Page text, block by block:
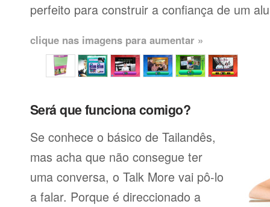
perfeito para construir a confiança de um
clique nas imagens para aumentar »
Será que funciona comigo?
Se conhece o básico de Tailandês,
mas acha que não consegue ter
uma conversa, o Talk More vai pô-lo
a falar. Porque é direccionado a